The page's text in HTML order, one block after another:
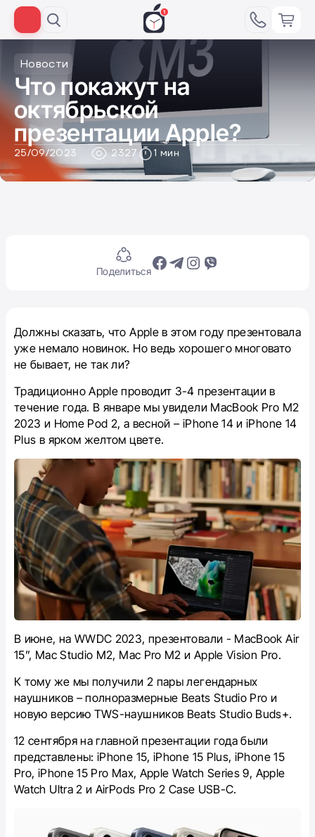
Новости
Что покажут на
октябрьской
презентации Apple?
25/09/2023 2327 1 мин
Поделиться
Должны сказать, что Apple в этом году презентовала
уже немало новинок. Но ведь хорошего многовато
не бывает, не так ли?
Традиционно Apple проводит 3-4 презентации в
течение года. В январе мы увидели MacBook Pro M2
2023 и Home Pod 2, а весной – iPhone 14 и iPhone 14
Plus в ярком желтом цвете.
В июне, на WWDC 2023, презентовали - MacBook Air
15”, Mac Studio M2, Mac Pro M2 и Apple Vision Pro.
К тому же мы получили 2 пары легендарных
наушников – полноразмерные Beats Studio Pro и
новую версию TWS-наушников Beats Studio Buds+.
12 сентября на главной презентации года были
представлены: iPhone 15, iPhone 15 Plus, iPhone 15
Pro, iPhone 15 Pro Max, Apple Watch Series 9, Apple
Watch Ultra 2 и AirPods Pro 2 Case USB-C.